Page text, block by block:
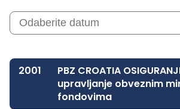
2001
PBZ CROATIA
upravljanje obveznim
fondovima